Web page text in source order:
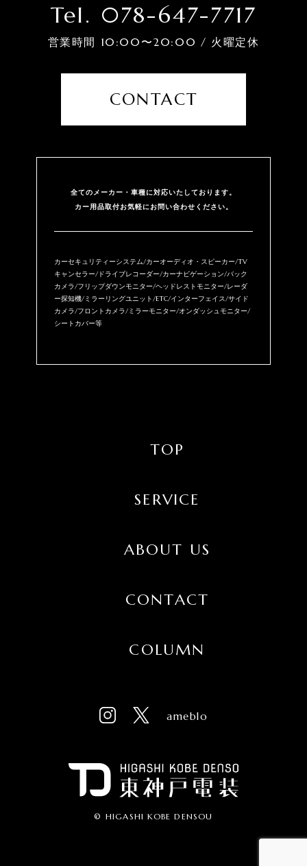
Tel. 078-647-7717
営業時間 10:00〜20:00 / 火曜定休
CONTACT
全てのメーカー・⾞種に対応いたしております。
カー用品取付お気軽にお問い合わせください。
カーセキュリティーシステム/カーオーディオ・スピーカー/TV
キャンセラー/ドライブレコーダー/カーナビゲーション/バック
カメラ/フリップダウンモニター/ヘッドレストモニター/レーダ
ー探知機/ミラーリングユニット/ETC/インターフェイス/サイド
カメラ/フロントカメラ/ミラーモニター/オンダッシュモニター/
シートカバー等
ameblo
TOP
SERVICE
ABOUT US
CONTACT
COLUMN
© HIGASHI KOBE DENSOU